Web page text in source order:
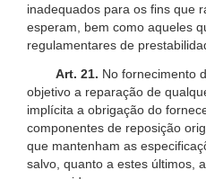
inadequados para os fins que
esperam, bem como aqueles
regulamentares de
Art. 21. No fornecimento
objetivo a reparação de
implícita a obrigação do
componentes de reposição
que mantenham as
salvo, quanto a estes últimos,